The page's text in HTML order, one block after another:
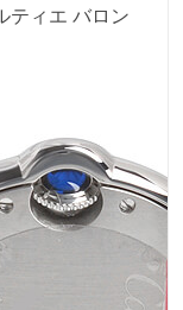
ティエ バロン